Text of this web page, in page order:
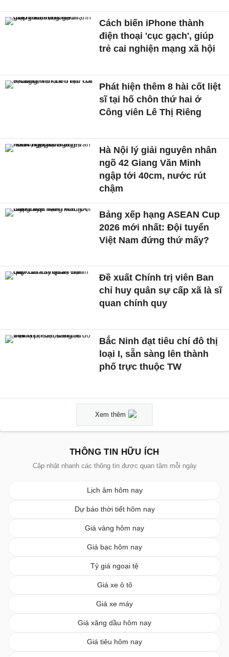
Cách biến iPhone thành
điện thoại 'cục gạch', giúp
trẻ cai nghiện mạng xã hội
Phát hiện thêm 8 hài cốt liệt
sĩ tại hố chôn thứ hai ở
Công viên Lê Thị Riêng
Hà Nội lý giải nguyên nhân
ngõ 42 Giang Văn Minh
ngập tới 40cm, nước rút
chậm
Bảng xếp hạng ASEAN Cup
2026 mới nhất: Đội tuyển
Việt Nam đứng thứ mấy?
Đề xuất Chính trị viên Ban
chỉ huy quân sự cấp xã là sĩ
quan chính quy
Bắc Ninh đạt tiêu chí đô thị
loại I, sẵn sàng lên thành
phố trực thuộc TW
Xem thêm
THÔNG TIN HỮU ÍCH
Cập nhật nhanh các thông tin được quan tâm mỗi ngày
Lịch âm hôm nay
Dự báo thời tiết hôm nay
Giá vàng hôm nay
Giá bạc hôm nay
Tỷ giá ngoại tệ
Giá xe ô tô
Giá xe máy
Giá xăng dầu hôm nay
Giá tiêu hôm nay